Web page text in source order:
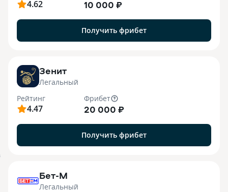
4.62 10 000 ₽
Получить фрибет
Зенит
Легальный
Рейтинг
4.47
Фрибет
20 000 ₽
Получить фрибет
Бет-М
Легальный